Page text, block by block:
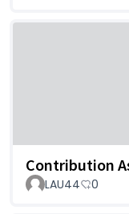
Contribution
LAU44 0